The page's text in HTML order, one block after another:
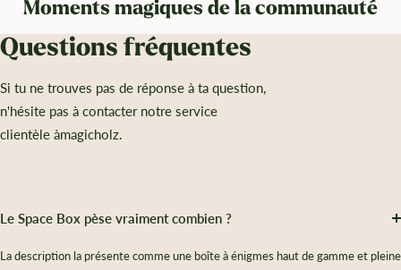
Moments magiques de la communauté
Questions fréquentes
Si tu ne trouves pas de réponse à ta question,
n'hésite pas à contacter notre service
clientèle àmagicholz.
Le Space Box pèse vraiment combien ?
La description la présente comme une boîte à énigmes haut de gamme et pleine